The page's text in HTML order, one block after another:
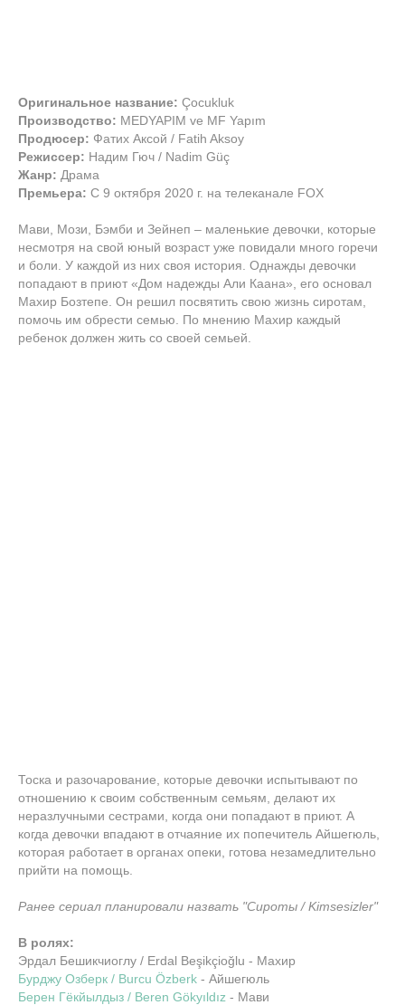
Оригинальное название: Çocukluk
Производство: MEDYAPIM ve MF Yapım
Продюсер: Фатих Аксой / Fatih Aksoy
Режиссер: Надим Гюч / Nadim Güç
Жанр: Драма
Премьера: С 9 октября 2020 г. на телеканале FOX
Мави, Мози, Бэмби и Зейнеп – маленькие девочки, которые
несмотря на свой юный возраст уже повидали много горечи
и боли. У каждой из них своя история. Однажды девочки
попадают в приют «Дом надежды Али Каана», его основал
Махир Бозтепе. Он решил посвятить свою жизнь сиротам,
помочь им обрести семью. По мнению Махир каждый
ребенок должен жить со своей семьей.
Тоска и разочарование, которые девочки испытывают по
отношению к своим собственным семьям, делают их
неразлучными сестрами, когда они попадают в приют. А
когда девочки впадают в отчаяние их попечитель Айшегюль,
которая работает в органах опеки, готова незамедлительно
прийти на помощь.
Ранее сериал планировали назвать "Сироты / Kimsesizler"
В ролях:
Эрдал Бешикчиоглу / Erdal Beşikçioğlu - Махир
Бурджу Озберк / Burcu Özberk - Айшегюль
Берен Гёкйылдыз / Beren Gökyıldız - Мави